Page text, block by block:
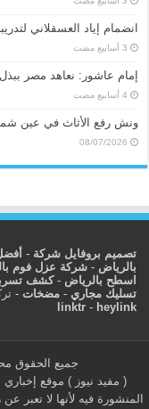
انضمام إياد العسقلاني
إمام عاشور: نعاهد مصر
ونش رفع الأثاث في عين
08/07/2026
تصميم بروفايل شركة -
بالرياض -شركة عزل فوم
اسطح بالرياض -كشف
تسليك مجاري -مضخات -
linktr- heylink
جميع الحقوق
( مفيد نيوز ) موقع
المنشورة فيه لأنها لا تعبر